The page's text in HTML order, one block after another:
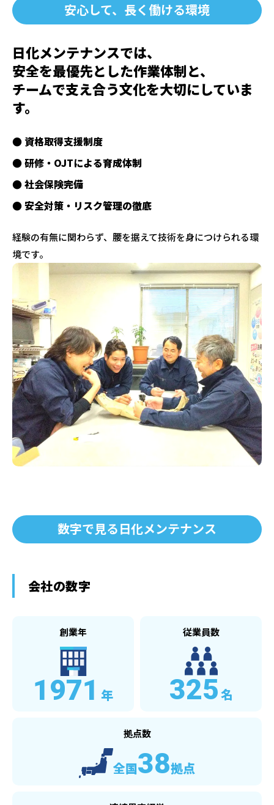
安心して、長く働ける環境
日化メンテナンスでは、
安全を最優先とした作業体制と、
チームで支え合う文化を大切にしていま
す。
● 資格取得支援制度
● 研修・OJTによる育成体制
● 社会保険完備
● 安全対策・リスク管理の徹底
経験の有無に関わらず、腰を据えて技術を身につけられる環
境です。
数字で見る日化メンテナンス
会社の数字
創業年
1971 年
従業員数
325名
拠点数
全国38拠点